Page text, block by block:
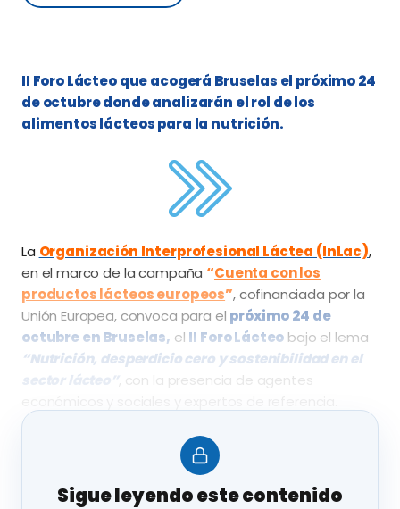
II Foro Lácteo que acogerá Bruselas el próximo 24
de octubre donde analizarán el rol de los
alimentos lácteos para la nutrición.
La Organización Interprofesional Láctea (InLac),
en el marco de la campaña“Cuenta con los
productos lácteos europeos”, cofinanciada por la
Unión Europea, convoca para el próximo 24 de
octubre en Bruselas, el II Foro Lácteo bajo el lema
“Nutrición, desperdicio cero y sostenibilidad en el
sector lácteo”, con la presencia de agentes
Sigue leyendo este contenido